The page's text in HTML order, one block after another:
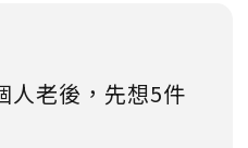
人老後，先想5件